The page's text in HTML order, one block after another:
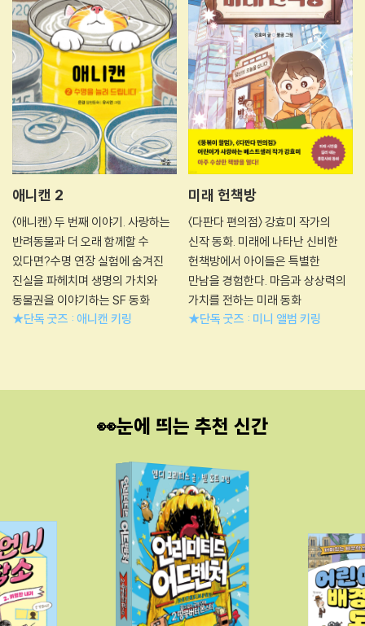
👀눈에 띄는 추천 신간
애니캔 2
〈애니캔〉 두 번째 이야기. 사랑하는
반려동물과 더 오래 함께할 수
있다면?수명 연장 실험에 숨겨진
진실을 파헤치며 생명의 가치와
동물권을 이야기하는 SF 동화
★단독 굿즈 : 애니캔 키링
미래 헌책방
〈다판다 편의점〉 강효미 작가의
신작 동화. 미래에 나타난 신비한
헌책방에서 아이들은 특별한
만남을 경험한다. 마음과 상상력의
가치를 전하는 미래 동화
★단독 굿즈 : 미니 앨범 키링